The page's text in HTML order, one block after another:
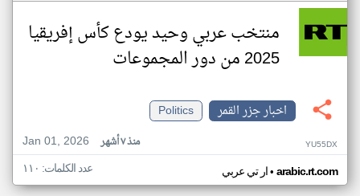
منتخب عربي وحيد يودع كأس إفريقيا
2025 من دور المجموعات
اخبار جزر القمر
Politics
Jan 01, 2026
منذ ٧ أشهر YU55DX
ار تي عربي• arabic.rt.com عدد الكلمات: ١١٠